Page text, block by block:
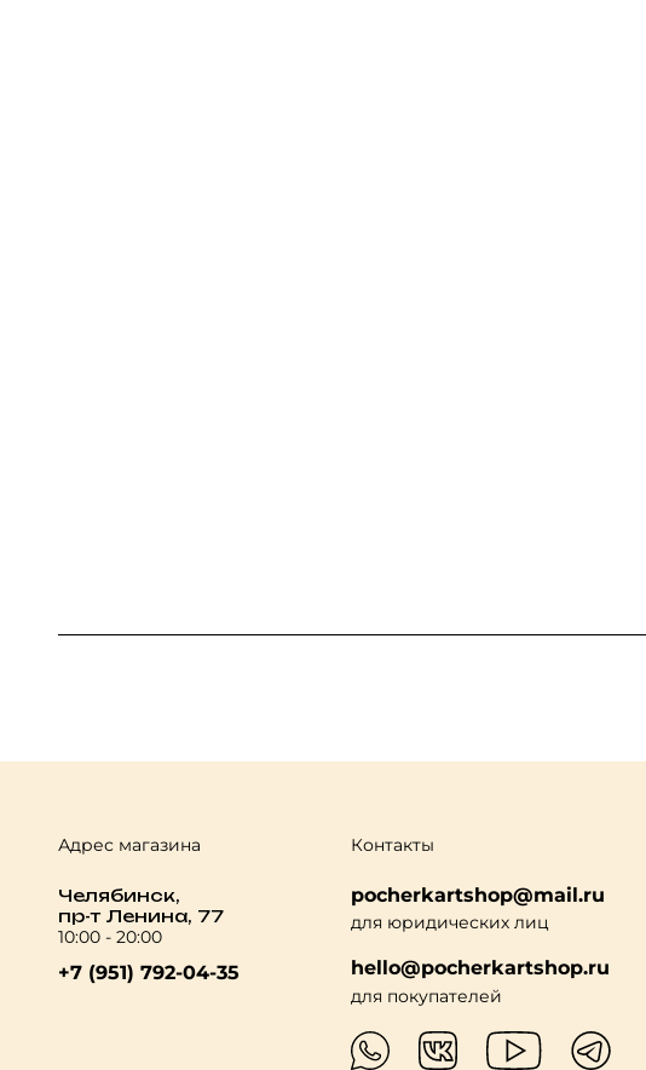
Адрес магазина
Челябинск,
пр-т Ленина, 77
10:00 - 20:00
+7 (951) 792-04-35
Контакты
pocherkartshop@mail.ru
для юридических лиц
hello@pocherkartshop.ru
для покупателей